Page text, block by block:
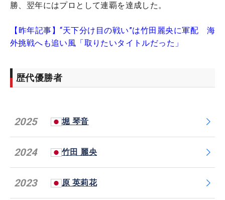
勝、翌年にはプロとして連覇を達成した。
【昨年記事】“天下分け目の戦い”は竹田麗央に軍配 海
外挑戦へも追い風「取りたいタイトルだった」
歴代優勝者
2025 堀 琴音
2024 竹田 麗央
2023 原 英莉花